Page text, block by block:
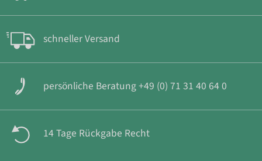
schneller Versand
persönliche Beratung +49 (0) 71 31 40 64 0
14 Tage Rückgabe Recht